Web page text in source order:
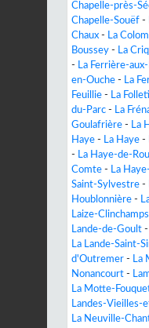
Chapelle-près-
Chapelle-Souëf -
Chaux - La
Boussey - La
- La Ferrière-
en-Ouche - La
Feuillie - La
du-Parc - La
Goulafrière - La
Haye - La Haye -
- La Haye-de-
Comte - La
Saint-Sylvestre -
Houblonnière -
Laize-Clinchamps
Lande-de-Goult -
La Lande-Saint-
d'Outremer - La
Nonancourt -
La Motte-
Landes-Vieilles-
La Neuville-